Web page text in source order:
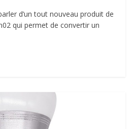
d’un tout nouveau produit de
qui permet de convertir un